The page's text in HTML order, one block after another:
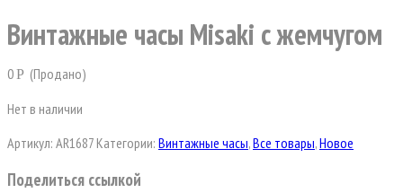
Винтажные часы Misaki с жемчугом
0Р (Продано)
Нет в наличии
Артикул: AR1687 Категории: Винтажные часы,Все товары,Новое
Поделиться ссылкой